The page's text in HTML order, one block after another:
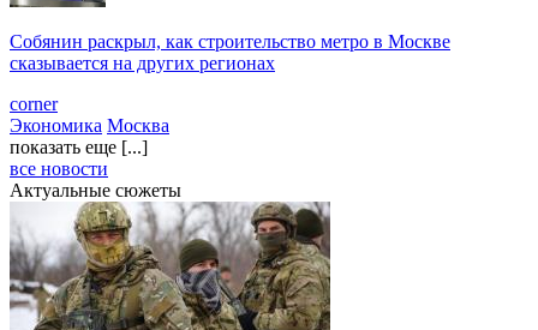
Собянин раскрыл, как строительство метро в Москве
сказывается на других регионах
corner
Экономика Москва
показать еще [...]
все новости
Актуальные сюжеты